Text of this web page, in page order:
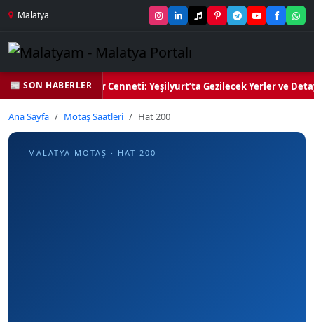
Malatya
📰 SON HABERLER
Yeşil Kalbi ve Kültür Cenneti: Yeşilyurt’ta Gezilecek Yerler ve
Ana Sayfa Motaş Saatleri Hat 200
MALATYA MOTAŞ · HAT 200